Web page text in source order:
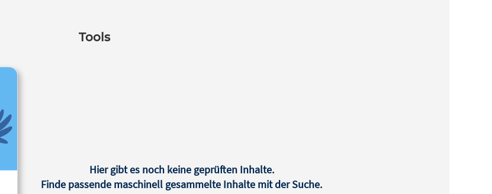
Tools
Hier gibt es noch keine geprüften Inhalte.
Finde passende maschinell gesammelte Inhalte mit der Suche.